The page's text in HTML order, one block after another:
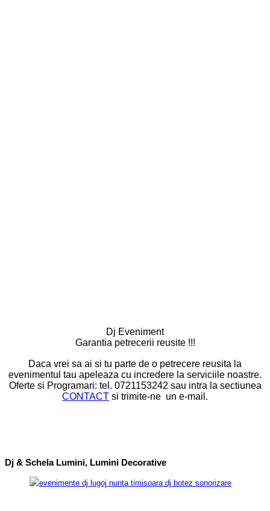
Dj Eveniment
Garantia petrecerii reusite !!!
Daca vrei sa ai si tu parte de o petrecere reusita la
evenimentul tau apeleaza cu incredere la serviciile noastre.
Oferte si Programari: tel. 0721153242 sau intra la sectiunea
CONTACT si trimite-ne un e-mail.
Dj & Schela Lumini, Lumini Decorative